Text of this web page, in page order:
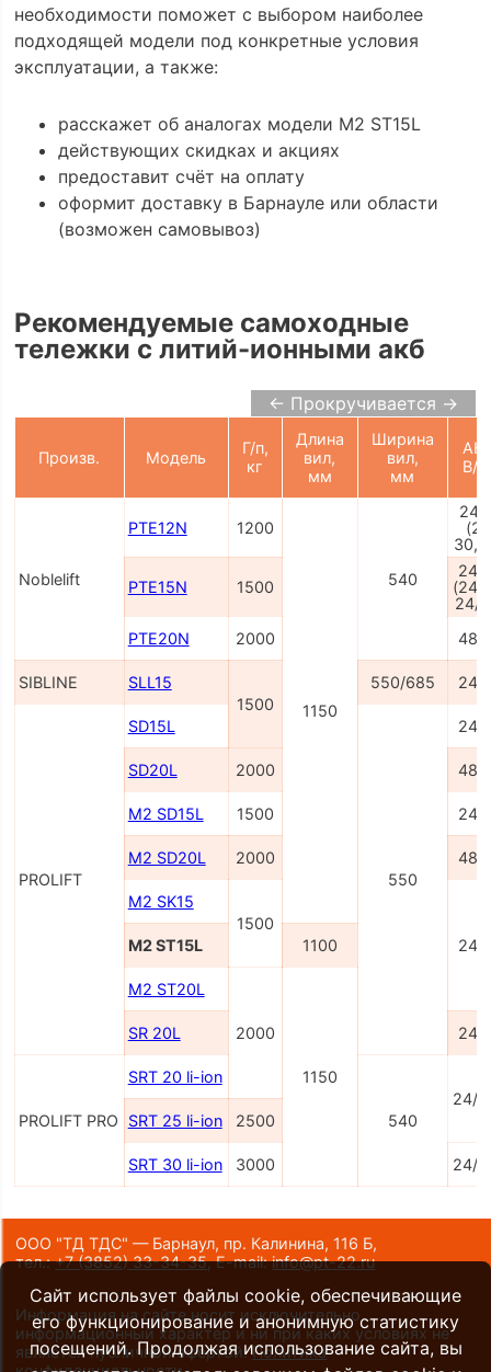
необходимости поможет с выбором наиболее
подходящей модели под конкретные условия
эксплуатации, а также:
расскажет об аналогах модели M2 ST15L
действующих скидках и акциях
предоставит счёт на оплату
оформит доставку в Барнауле или области
(возможен самовывоз)
Рекомендуемые самоходные
тележки с литий-ионными акб
← Прокручивается →
Произв. Модель
Г/п,
кг
Длина
вил,
мм
Ширина
вил,
мм
В/
Noblelift
PTE12N 1200
1150
540
24/
30,
PTE15N 1500
24/
(24/
24/
PTE20N
2000 48/
SIBLINE
SLL15
1500
550/685 24/
PROLIFT
SD15L
550
24/
SD20L 2000 48/
M2 SD15L 1500 24/
M2 SD20L 2000 48/
M2 SK15
1500
24/
M2 ST15L 1100
M2 ST20L
2000
1150
SR 20L 24/
PROLIFT PRO
SRT 20 li-ion
540
24/
SRT 25 li-ion
2500
SRT 30 li-ion 3000 24/
ООО "ТД ТДС" — Барнаул, пр. Калинина, 116 Б,
тел.:+7 (3852) 33-34-35,E-mail:info@pt-22.ru
Информация на сайте носит исключительно
информационный характер и ни при каких условиях не
является публичной офертой.Политика
Сайт использует файлы cookie, обеспечивающие
его функционирование и анонимную статистику
посещений. Продолжая использование сайта, вы